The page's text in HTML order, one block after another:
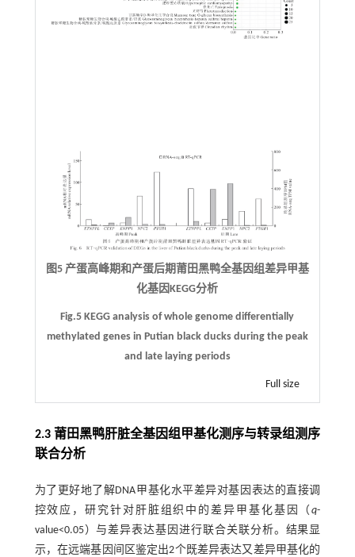
图5 产蛋高峰期和产蛋后期莆田黑鸭全基因组差异甲基
化基因KEGG分析
Fig.5 KEGG analysis of whole genome differentially
methylated genes in Putian black ducks during the peak
and late laying periods
Full size
2.3 莆田黑鸭肝脏全基因组甲基化测序与转录组测序
联合分析
为了更好地了解DNA甲基化水平差异对基因表达的直接调
控效应，研究针对肝脏组织中的差异甲基化基因（q-
value<0.05）与差异表达基因进行联合关联分析。结果显
示，在远端基因间区鉴定出2个既差异表达又差异甲基化的